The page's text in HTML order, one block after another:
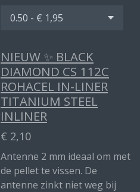
NIEUW ✨ BLACK
DIAMOND CS 112C
ROHACEL IN-LINER
TITANIUM STEEL
INLINER
€ 2,10
Antenne 2 mm ideaal om met
de pellet te vissen. De
antenne zinkt niet weg bij